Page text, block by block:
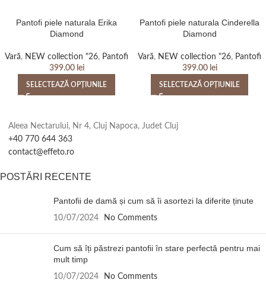
Pantofi piele naturala Erika
Diamond
Vară, NEW collection "26, Pantofi
399.00 lei
SELECTEAZĂ OPȚIUNILE
Pantofi piele naturala Cinderella
Diamond
Vară, NEW collection "26, Pantofi
399.00 lei
SELECTEAZĂ OPȚIUNILE
Aleea Nectarului, Nr 4, Cluj Napoca, Judet Cluj
+40 770 644 363
contact@effeto.ro
POSTĂRI RECENTE
Pantofii de damă și cum să îi asortezi la diferite ținute
10/07/2024 No Comments
Cum să îți păstrezi pantofii în stare perfectă pentru mai
mult timp
10/07/2024 No Comments